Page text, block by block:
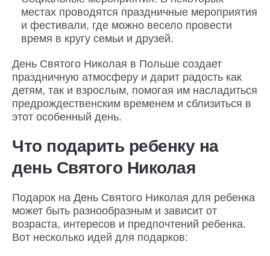
местах проводятся праздничные мероприятия
и фестивали, где можно весело провести
время в кругу семьи и друзей.
День Святого Николая в Польше создает
праздничную атмосферу и дарит радость как
детям, так и взрослым, помогая им насладиться
предрождественским временем и сблизиться в
этот особенный день.
Что подарить ребенку на
день Святого Николая
Подарок на День Святого Николая для ребенка
может быть разнообразным и зависит от
возраста, интересов и предпочтений ребенка.
Вот несколько идей для подарков: